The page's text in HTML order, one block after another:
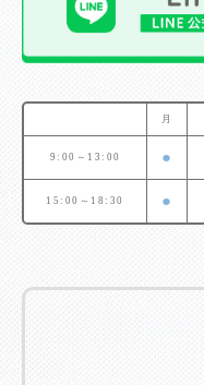
月
9:00～13:00 ●
15:00～18:30 ●